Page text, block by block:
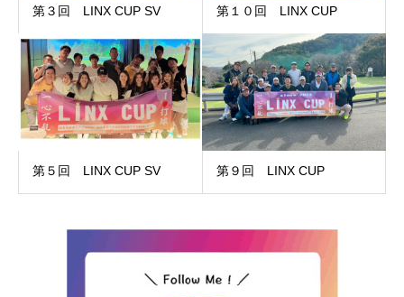
第３回 LINX CUP SV 第１０回 LINX CUP
第５回 LINX CUP SV 第９回 LINX CUP